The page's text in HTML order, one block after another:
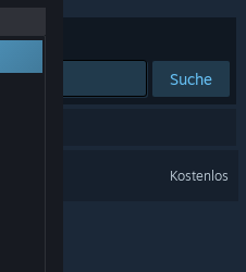
Suche
Kostenlos